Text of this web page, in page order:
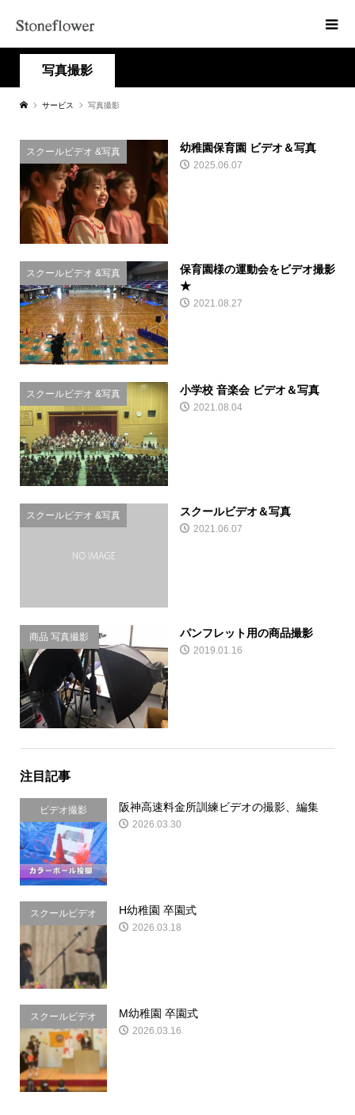
写真撮影
サービス 写真撮影
スクールビデオ &写真 幼稚園保育園 ビデオ＆写真
2025.06.07
スクールビデオ &写真
保育園様の運動会をビデオ撮影
★
2021.08.27
スクールビデオ &写真 小学校 音楽会 ビデオ＆写真
2021.08.04
スクールビデオ &写真 スクールビデオ＆写真
2021.06.07
商品 写真撮影 パンフレット用の商品撮影
2019.01.16
注目記事
ビデオ撮影 阪神高速料金所訓練ビデオの撮影、編集
2026.03.30
スクールビデオ
&写真
H幼稚園 卒園式
2026.03.18
スクールビデオ
&写真
M幼稚園 卒園式
2026.03.16